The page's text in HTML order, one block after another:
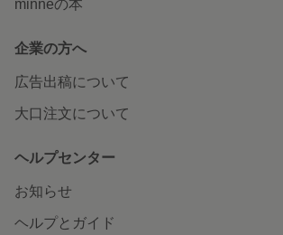
minneの本
企業の方へ
広告出稿について
大口注文について
ヘルプセンター
お知らせ
ヘルプとガイド